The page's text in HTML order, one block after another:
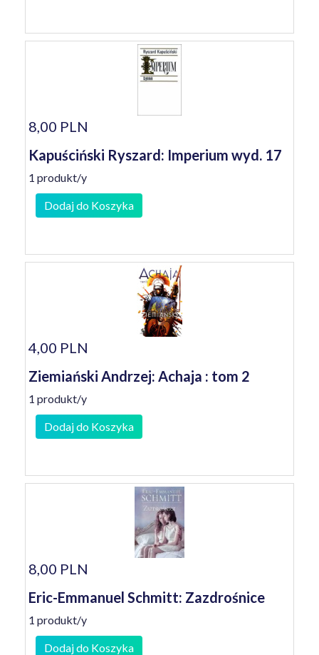
8,00 PLN
Kapuściński Ryszard: Imperium wyd. 17
1 produkt/y
Dodaj do Koszyka
4,00 PLN
Ziemiański Andrzej: Achaja : tom 2
1 produkt/y
Dodaj do Koszyka
8,00 PLN
Eric-Emmanuel Schmitt: Zazdrośnice
1 produkt/y
Dodaj do Koszyka